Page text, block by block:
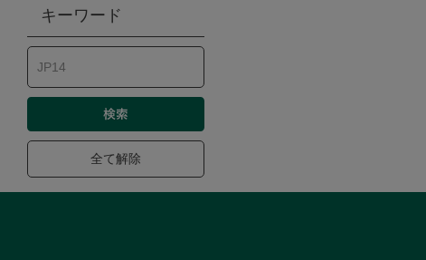
トレーニング
ヴィンテージ
キーワード
全て解除